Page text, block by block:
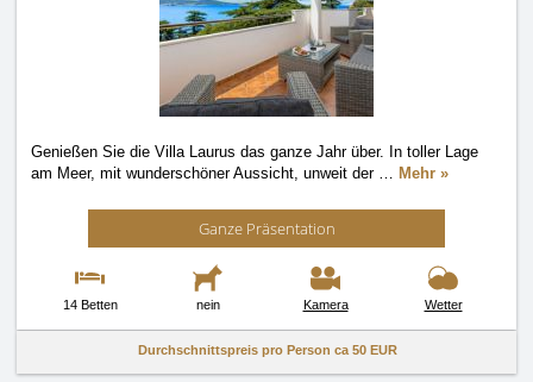
Genießen Sie die Villa Laurus das ganze Jahr über. In toller Lage
am Meer, mit wunderschöner Aussicht, unweit der … Mehr »
Ganze Präsentation
14 Betten nein Kamera Wetter
Durchschnittspreis pro Person ca 50 EUR